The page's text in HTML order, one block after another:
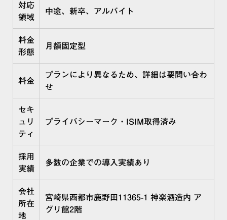
対応
領域
中途、新卒、アルバイト​
料金
形態
月額固定型
料金
プランにより異なるため、詳細は要問い合わ
せ
セキ
ュリ
ティ
プライバシーマーク・ISIM取得済み​
採用
実績
多数の企業での導入実績あり
会社
所在
地
宮崎県西都市鹿野田11365-1 神楽酒造内​ ア
グリ館2階